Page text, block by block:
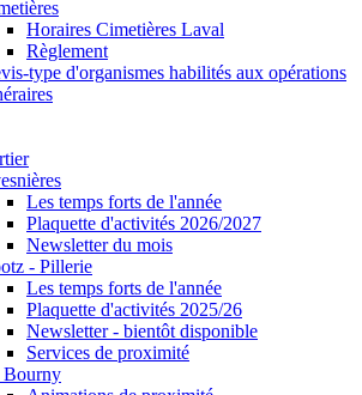
Horaires Cimetières Laval
Règlement
type d'organismes habilités aux opérations
Les temps forts de l'année
Plaquette d'activités 2026/2027
Newsletter du mois
- Pillerie
Les temps forts de l'année
Plaquette d'activités 2025/26
Newsletter - bientôt disponible
Services de proximité
Bourny